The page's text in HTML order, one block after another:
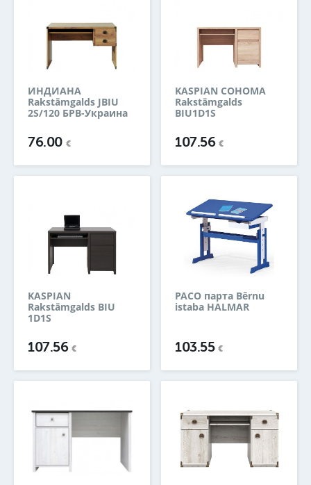
ИНДИАНА
Rakstāmgalds JBIU
2S/120 БРВ-Украина
76.00 €
KASPIAN СОНОМА
Rakstāmgalds
BIU1D1S
107.56€
KASPIAN
Rakstāmgalds BIU
1D1S
107.56€
PACO парта Bērnu
istaba HALMAR
103.55€